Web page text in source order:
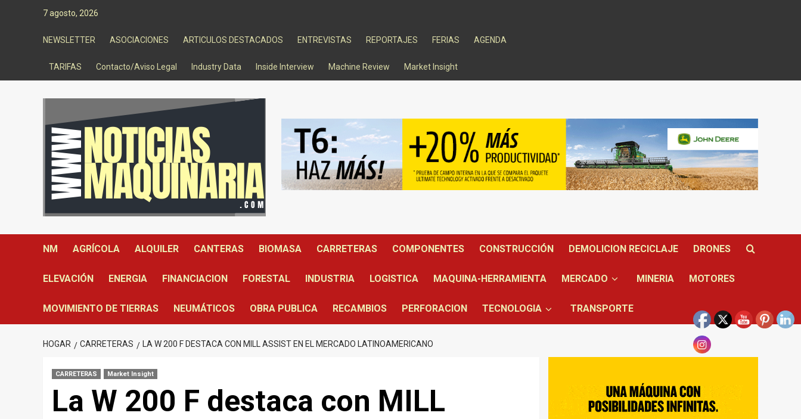
7 agosto, 2026
NEWSLETTER ASOCIACIONES ARTICULOS DESTACADOS ENTREVISTAS REPORTAJES FERIAS AGENDA
TARIFAS Contacto/Aviso Legal Industry Data Inside Interview Machine Review Market Insight
NM AGRÍCOLA ALQUILER CANTERAS BIOMASA CARRETERAS COMPONENTES CONSTRUCCIÓN DEMOLICION RECICLAJE DRONES
ELEVACIÓN ENERGIA FINANCIACION FORESTAL INDUSTRIA LOGISTICA MAQUINA-HERRAMIENTA MERCADO MINERIA MOTORES
MOVIMIENTO DE TIERRAS NEUMÁTICOS OBRA PUBLICA RECAMBIOS PERFORACION TECNOLOGIA TRANSPORTE
HOGAR CARRETERAS LA W 200 F DESTACA CON MILL ASSIST EN EL MERCADO LATINOAMERICANO
CARRETERAS Market Insight
La W 200 F destaca con MILL